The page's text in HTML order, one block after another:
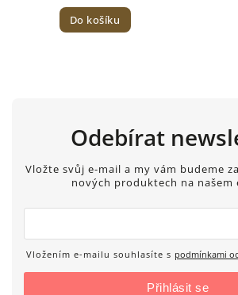
Do košíku
Odebírat
Vložte svůj e-mail a my vám budeme
nových produktech na našem
Vložením e-mailu souhlasíte s podmínkami
Přihlásit se